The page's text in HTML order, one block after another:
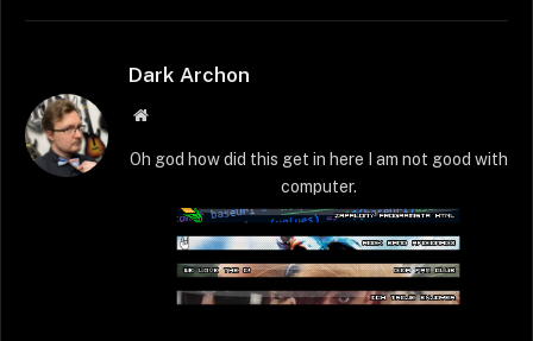
Dark Archon
Strona
Oh god how did this get in here I am not good with
computer.